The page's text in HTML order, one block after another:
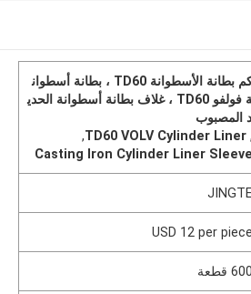
كم بطانة الأسطوانة TD60 ، بطانة أسطوان
ة فولفو TD60 ، غلاف بطانة أسطوانة الحدي
المصبوب
,
TD60 VOLV Cylinder Liner
,
Casting Iron Cylinder Liner Sleeve
JINGTE
USD 12 per piece
600 قطعة